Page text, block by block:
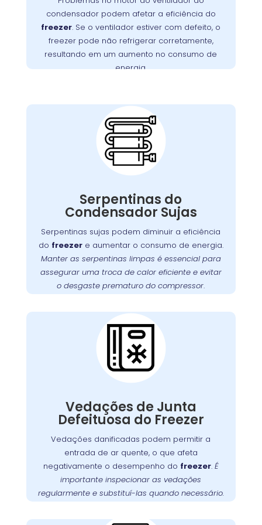
condensador podem afetar a eficiência do
freezer. Se o ventilador estiver com defeito, o
freezer pode não refrigerar corretamente,
resultando em um aumento no consumo de
energia.
motor
. A
Wandertec
no Campo de
Santana realiza inspeções minuciosas e
substituições de motores defeituosos,
assegurando que seu
freezer
funcione
perfeitamente.
Serpentinas do
Condensador Sujas
Serpentinas sujas podem diminuir a eficiência
do freezere aumentar o consumo de energia.
Manter as serpentinas limpas é essencial para
assegurar uma troca de calor eficiente e evitar
o desgaste prematuro do compressor.
Limpeza das
Serpentinas do
Condensador no
Campo de Santana
podem acumular sujeira e poeira, o que pode
comprometer a eficiência do
freezer
.
Manter
essas serpentinas limpas é fundamental para
assegurar uma troca de calor eficaz e prevenir
o desgaste prematuro do compressor
. A
Wandertec
oferece serviços especializados
de limpeza e manutenção preventiva para
garantir que seu
freezer
funcione sempre em
Vedações de Junta
Defeituosa do Freezer
Vedações danificadas podem permitir a
entrada de ar quente, o que afeta
negativamente o desempenho do freezer. É
importante inspecionar as vedações
regularmente e substituí-las quando necessário.
com as Vedações do
Freezer no Campo de
Santana
Vedações de junta com defeito são uma
de ar quente no
freezer
, obrigando o motor a
trabalhar mais para manter a temperatura
interna.
É fundamental verificar as vedações
regularmente e substituí-las quando necessário
para garantir uma vedação adequada
Wandertec
no Campo de Santana oferece
serviços de inspeção e substituição de
vedações, garantindo a eficiência energética